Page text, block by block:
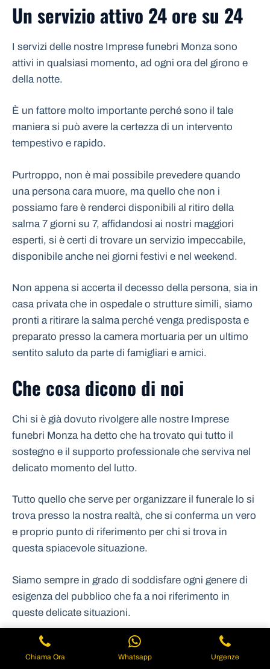
Un servizio attivo 24 ore su 24
I servizi delle nostre Imprese funebri Monza sono
attivi in qualsiasi momento, ad ogni ora del girono e
della notte.
È un fattore molto importante perché sono il tale
maniera si può avere la certezza di un intervento
tempestivo e rapido.
Purtroppo, non è mai possibile prevedere quando
una persona cara muore, ma quello che non i
possiamo fare è renderci disponibili al ritiro della
salma 7 giorni su 7, affidandosi ai nostri maggiori
esperti, si è certi di trovare un servizio impeccabile,
disponibile anche nei giorni festivi e nel weekend.
Non appena si accerta il decesso della persona, sia in
casa privata che in ospedale o strutture simili, siamo
pronti a ritirare la salma perché venga predisposta e
preparato presso la camera mortuaria per un ultimo
sentito saluto da parte di famigliari e amici.
Che cosa dicono di noi
Chi si è già dovuto rivolgere alle nostre Imprese
funebri Monza ha detto che ha trovato qui tutto il
sostegno e il supporto professionale che serviva nel
delicato momento del lutto.
Tutto quello che serve per organizzare il funerale lo si
trova presso la nostra realtà, che si conferma un vero
e proprio punto di riferimento per chi si trova in
questa spiacevole situazione.
Siamo sempre in grado di soddisfare ogni genere di
esigenza del pubblico che fa a noi riferimento in
queste delicate situazioni.
Nessuno è mai rimasto deluso della nostra
organizzazione che ha il vantaggio di predisporre
Chiama Ora Whatsapp Urgenze